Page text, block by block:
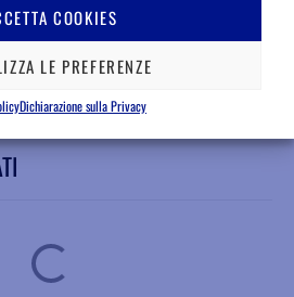
COOKIES
LE PREFERENZE
Dichiarazione sulla Privacy
speciali Metasys BR